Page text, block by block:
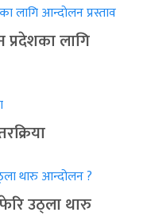
लागि
उठ्ला थारु